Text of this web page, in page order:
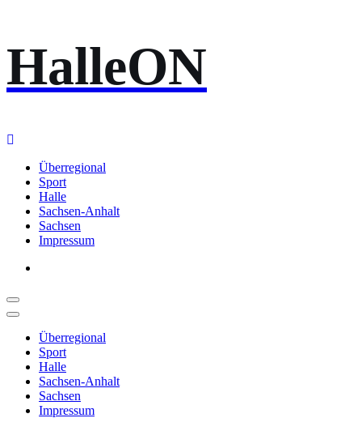
Inhalt
springen
HalleON
Überregional
Sport
Halle
Sachsen-Anhalt
Sachsen
Impressum
Überregional
Sport
Halle
Sachsen-Anhalt
Sachsen
Impressum